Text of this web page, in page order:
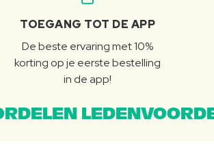
TOEGANG TOT DE APP
De beste ervaring met 10%
korting op je eerste bestelling
in de app!